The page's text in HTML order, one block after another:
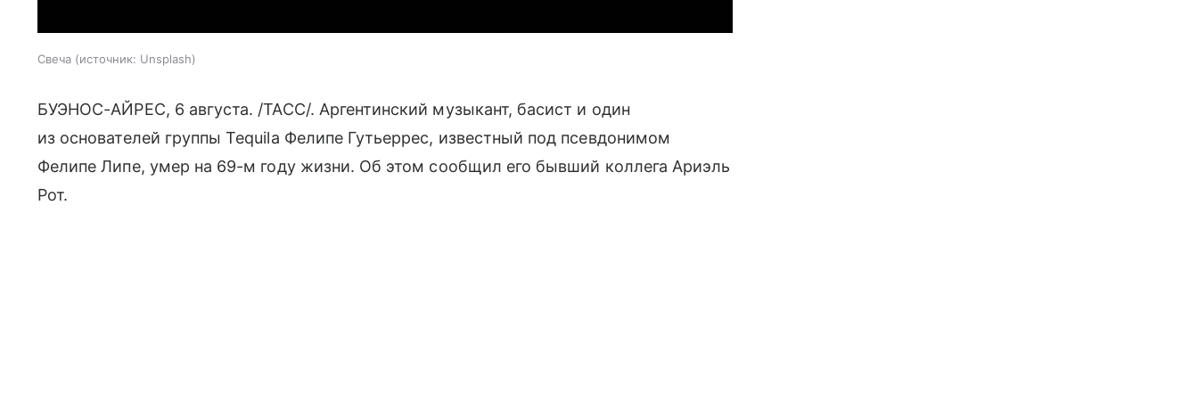
Свеча источник: Unsplash
БУЭНОС-АЙРЕС, 6 августа. /ТАСС/. Аргентинский музыкант, басист и один
из основателей группы Tequila Фелипе Гутьеррес, известный под псевдонимом
Фелипе Липе, умер на 69-м году жизни. Об этом сообщил его бывший коллега Ариэль
Рот.